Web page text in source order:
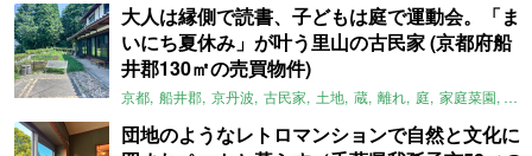
大人は縁側で読書、子どもは庭で運動会。「ま
いにち夏休み」が叶う里山の古民家 (京都府船
井郡130㎡の売買物件)
京都 船井郡 京丹波 古民家 土地 蔵 離れ 庭 家庭菜園 倉
団地のようなレトロマンションで自然と文化に